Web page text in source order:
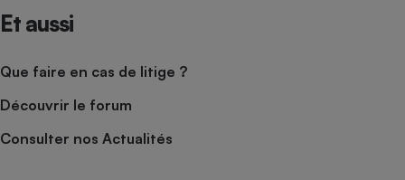
Et aussi
Que faire en cas de litige ?
Découvrir le forum
Consulter nos Actualités